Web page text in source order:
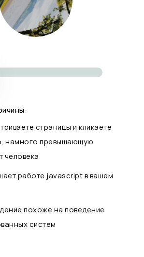
страницы и кликаете
намного превышающую
работе javascript в вашем
похоже на поведение
систем